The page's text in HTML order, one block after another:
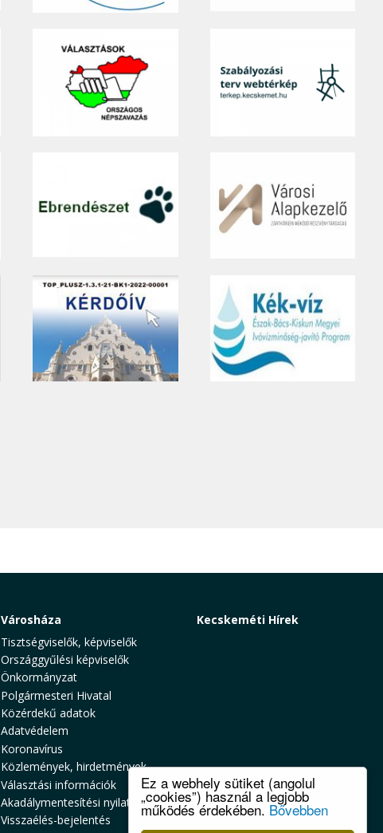
Ez a webhely sütiket (angolul
„cookies”) használ a legjobb
működés érdekében. Bővebben
Városháza
Tisztségviselők, képviselők
Országgyűlési képviselők
Önkormányzat
Polgármesteri Hivatal
Közérdekű adatok
Adatvédelem
Koronavírus
Közlemények, hirdetmények
Választási információk
Akadálymentesítési nyilatkozat
Visszaélés-bejelentés
Kecskeméti Hírek